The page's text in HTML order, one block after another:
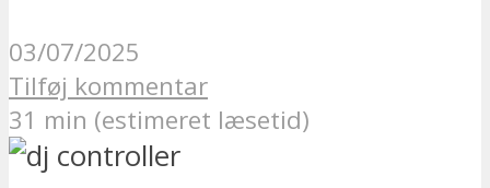
03/07/2025
Tilføj kommentar
31 min (estimeret læsetid)